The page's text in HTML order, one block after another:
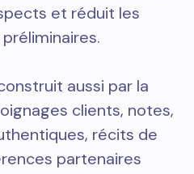
et réduit les
aussi par la
clients, notes,
récits de
partenaires